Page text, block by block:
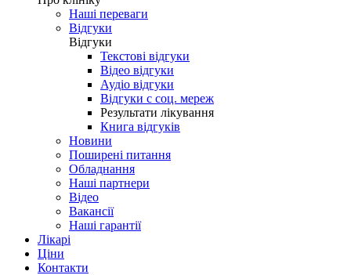
Наші переваги
Відгуки
Відгуки
Текстові відгуки
Відео відгуки
Аудіо відгуки
Відгуки с соц. мереж
Результати лікування
Книга відгуків
Новини
Поширені питання
Обладнання
Наші партнери
Відео
Вакансії
Наші гарантії
Лікарі
Ціни
Контакти